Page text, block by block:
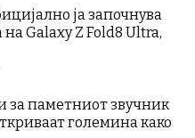
ја започнува
Galaxy Z Fold8 Ultra,
за паметниот звучник
големина како